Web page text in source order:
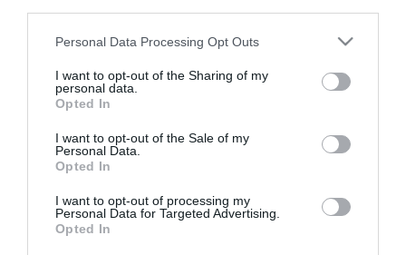
Please note that this website/app uses one or more Google
not limited to your visit or usage behaviour. You may click to
grant or deny consent to Google and its third-party tags to
use your data for below specified purposes in below Google
consent section.
Personal Data Processing Opt Outs
I want to opt-out of the Sharing of my
personal data.
Opted In
I want to opt-out of the Sale of my
Personal Data.
Opted In
I want to opt-out of processing my
Personal Data for Targeted Advertising.
Opted In
29.01.2022
Πώς αντιμετωπίζεται η παιδική δυσπεψία
Το πρόβλημα μπορεί να αντιμετωπιστεί, κάνοντας μικρές